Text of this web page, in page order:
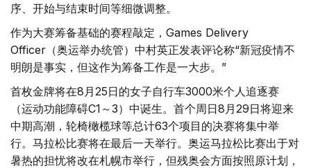
序、开始与结束时间等细微调整。
作为大赛筹备基础的赛程敲定，Games Delivery
Officer（奥运举办统管）中村英正发表评论称“新冠疫情不
明朗是事实，但这作为筹备工作是一大步。”
首枚金牌将在8月25日的女子自行车3000米个人追逐赛
（运动功能障碍C1～3）中诞生。首个周日8月29日将迎来
中期高潮，轮椅橄榄球等总计63个项目的决赛将集中举
行。马拉松比赛将在最后一天举行。奥运马拉松比赛出于对
暑热的担忧将改在札幌市举行，但残奥会方面按照原计划，